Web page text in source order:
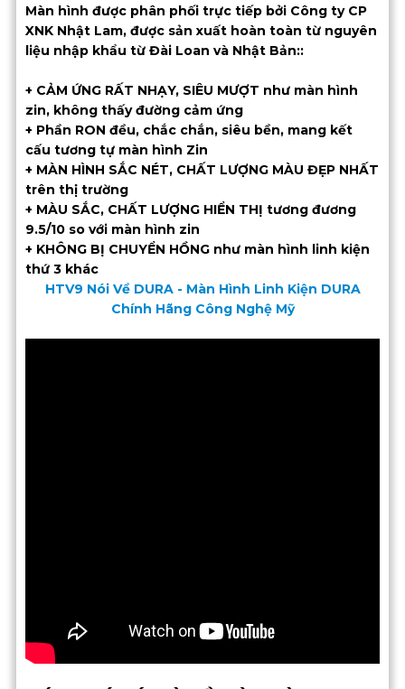
Màn hình được phân phối trực tiếp bởi Công ty CP
XNK Nhật Lam, được sản xuất hoàn toàn từ nguyên
liệu nhập khẩu từ Đài Loan và Nhật Bản::
+ CẢM ỨNG RẤT NHẠY, SIÊU MƯỢT như màn hình
zin, không thấy đường cảm ứng
+ Phần RON đều, chắc chắn, siêu bền, mang kết
cấu tương tự màn hình Zin
+ MÀN HÌNH SẮC NÉT, CHẤT LƯỢNG MÀU ĐẸP NHẤT
trên thị trường
+ MÀU SẮC, CHẤT LƯỢNG HIỂN THỊ tương đương
9.5/10 so với màn hình zin
+ KHÔNG BỊ CHUYỂN HỒNG như màn hình linh kiện
thứ 3 khác
HTV9 Nói Về DURA - Màn Hình Linh Kiện DURA
Chính Hãng Công Nghệ Mỹ